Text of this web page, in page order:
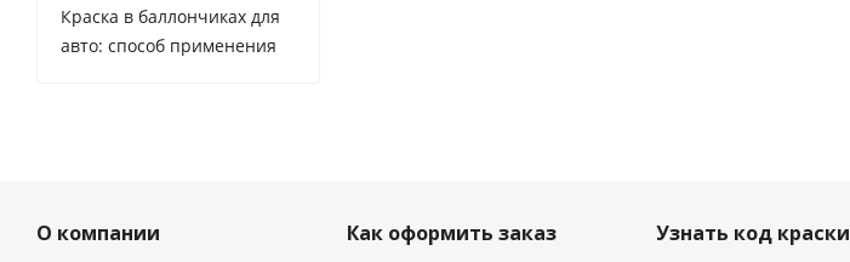
Краска в баллончиках для
авто: способ применения
О компании Как оформить заказ Узнать код краски